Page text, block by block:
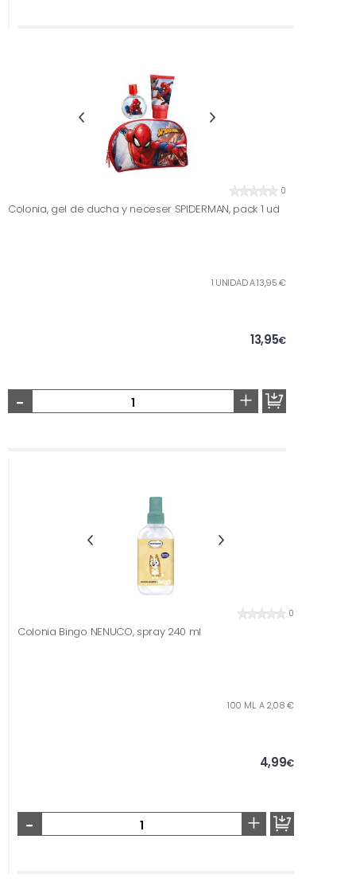
0
Colonia, gel de ducha y neceser SPIDERMAN, pack 1 ud
1 UNIDAD A 13,95 €
13,95€
- +
0
Colonia Bingo NENUCO, spray 240 ml
100 ML. A 2,08 €
4,99€
- +